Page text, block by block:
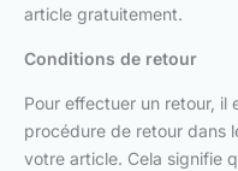
article gratuitement.
Conditions de retour
Pour effectuer un retour, il
procédure de retour dans
votre article. Cela signifie